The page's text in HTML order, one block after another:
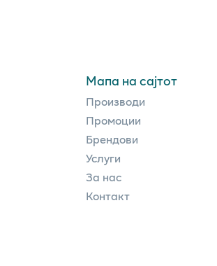
Мапа на сајтот
Производи
Промоции
Брендови
Услуги
За нас
Контакт